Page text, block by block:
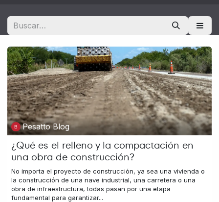
Pesatto Blog
¿Qué es el relleno y la compactación en
una obra de construcción?
No importa el proyecto de construcción, ya sea una vivienda o
la construcción de una nave industrial, una carretera o una
obra de infraestructura, todas pasan por una etapa
fundamental para garantizar...